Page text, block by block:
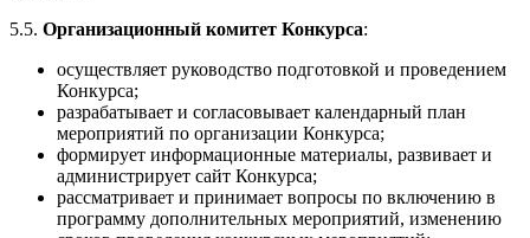
5.5. Организационный комитет Конкурса:
осуществляет руководство подготовкой и проведением
Конкурса;
разрабатывает и согласовывает календарный план
мероприятий по организации Конкурса;
формирует информационные материалы, развивает и
администрирует сайт Конкурса;
рассматривает и принимает вопросы по включению в
программу дополнительных мероприятий, изменению